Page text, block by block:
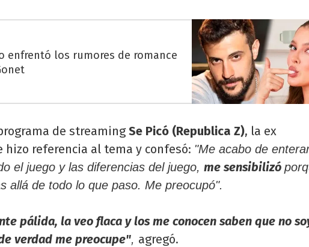
enfrentó los rumores de romance
de streamingSe Picó (Republica Z), la ex
referencia al tema y confesó: "Me acabo de
el juego y las diferencias del juego, me sensibilizó
allá de todo lo que paso. Me preocupó".
pálida, la veo flaca y los me conocen saben que no
verdad me preocupe", agregó.